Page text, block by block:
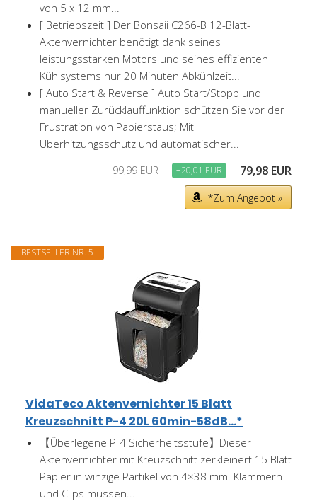
von 5 x 12 mm...
[ Betriebszeit ] Der Bonsaii C266-B 12-Blatt-
Aktenvernichter benötigt dank seines
leistungsstarken Motors und seines effizienten
Kühlsystems nur 20 Minuten Abkühlzeit...
[ Auto Start & Reverse ] Auto Start/Stopp und
manueller Zurücklauffunktion schützen Sie vor der
Frustration von Papierstaus; Mit
Überhitzungsschutz und automatischer...
99,99 EUR −20,01 EUR 79,98 EUR
*Zum Angebot »
BESTSELLER NR. 5
VidaTeco Aktenvernichter 15 Blatt
Kreuzschnitt P-4 20L 60min-58dB...*
【Überlegene P-4 Sicherheitsstufe】Dieser
Aktenvernichter mit Kreuzschnitt zerkleinert 15 Blatt
Papier in winzige Partikel von 4×38 mm. Klammern
und Clips müssen...